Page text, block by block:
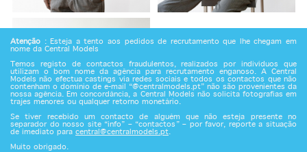
Atenção : Esteja a tento aos pedidos de recrutamento que lhe chegam em
nome da Central Models
Temos registo de contactos fraudulentos, realizados por indivíduos que
utilizam o bom nome da agência para recrutamento enganoso. A Central
Models não efectua castings via redes sociais e todos os contactos que não
contenham o domínio de e-mail “@centralmodels.pt” não são provenientes da
nossa agência. Em concordância, a Central Models não solicita fotografias em
trajes menores ou qualquer retorno monetário.
Se tiver recebido um contacto de alguém que não esteja presente no
separador do nosso site “info” – “contactos” – por favor, reporte a situação
de imediato para central@centralmodels.pt.
Muito obrigado.